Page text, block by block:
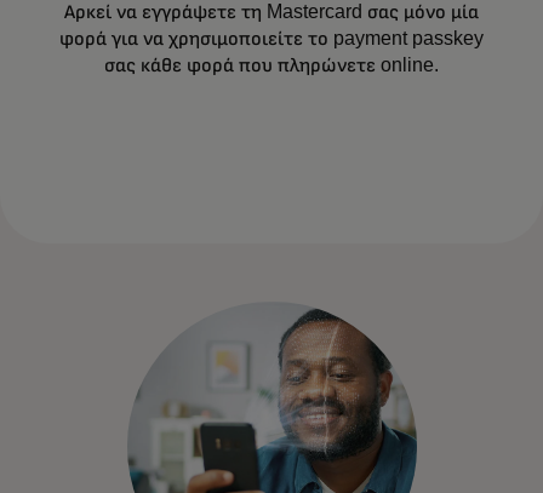
επαληθεύσετε τις ηλεκτρονικές σας αγορές
με δακτυλικό αποτύπωμα, σάρωση
προσώπου ή PIN.
Αρκεί να εγγράψετε τη Mastercard σας μόνο μία
φορά για να χρησιμοποιείτε το payment passkey
σας κάθε φορά που πληρώνετε online.